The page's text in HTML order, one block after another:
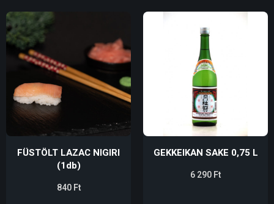
FÜSTÖLT LAZAC NIGIRI
(1db)
840Ft
GEKKEIKAN SAKE 0,75 L
6 290Ft